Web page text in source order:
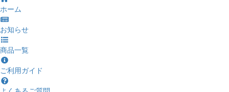
ホーム
お知らせ
商品一覧
ご利用ガイド